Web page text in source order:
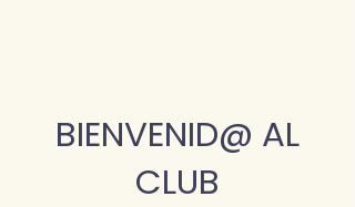
BIENVENID@ AL
CLUB